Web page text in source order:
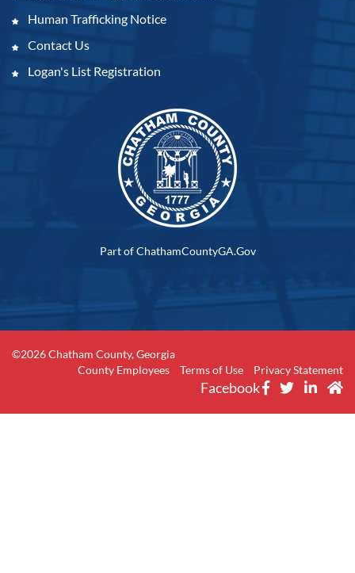
Human Trafficking Notice
Contact Us
Logan's List Registration
Part of ChathamCountyGA.Gov
©2026 Chatham County, Georgia
County Employees
Terms of Use Privacy Statement
Facebook